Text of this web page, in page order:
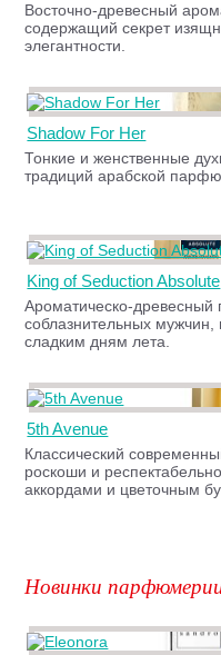
Восточно-древесный
содержащий секрет
элегантности.
Shadow For Her
Тонкие и женственные
традиций арабской
King of Seduction Absolute
Ароматическо-
соблазнительных
сладким дням лета.
5th Avenue
Классический
роскоши и
аккордами и цветочным
Новинки